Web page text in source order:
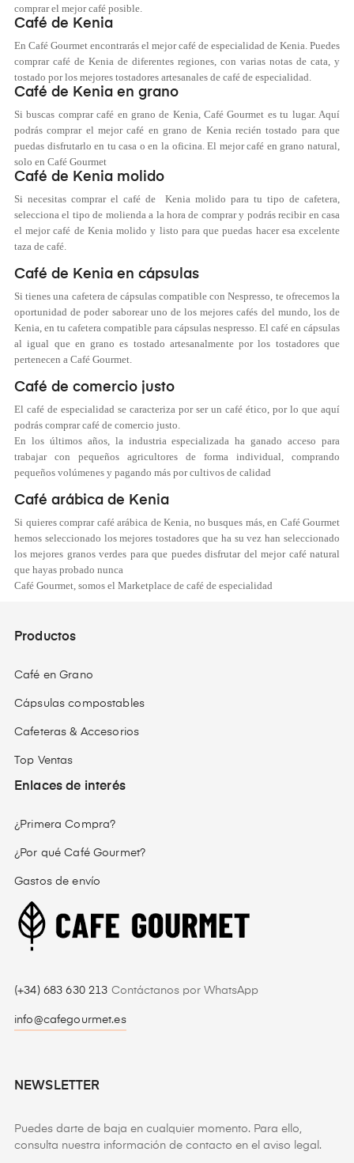
comprar el mejor café posible.
Café de Kenia
En Café Gourmet encontrarás el mejor café de especialidad de Kenia. Puedes
comprar café de Kenia de diferentes regiones, con varias notas de cata, y
tostado por los mejores tostadores artesanales de café de especialidad.
Café de Kenia en grano
Si buscas comprar café en grano de Kenia, Café Gourmet es tu lugar. Aquí
podrás comprar el mejor café en grano de Kenia recién tostado para que
puedas disfrutarlo en tu casa o en la oficina. El mejor café en grano natural,
solo en Café Gourmet
Café de Kenia molido
Si necesitas comprar el café de Kenia molido para tu tipo de cafetera,
selecciona el tipo de molienda a la hora de comprar y podrás recibir en casa
el mejor café de Kenia molido y listo para que puedas hacer esa excelente
taza de café.
Café de Kenia en cápsulas
Si tienes una cafetera de cápsulas compatible con Nespresso, te ofrecemos la
oportunidad de poder saborear uno de los mejores cafés del mundo, los de
Kenia, en tu cafetera compatible para cápsulas nespresso. El café en cápsulas
al igual que en grano es tostado artesanalmente por los tostadores que
pertenecen a Café Gourmet.
Café de comercio justo
El café de especialidad se caracteriza por ser un café ético, por lo que aquí
podrás comprar café de comercio justo.
En los últimos años, la industria especializada ha ganado acceso para
trabajar con pequeños agricultores de forma individual, comprando
pequeños volúmenes y pagando más por cultivos de calidad
Café arábica de Kenia
Si quieres comprar café arábica de Kenia, no busques más, en Café Gourmet
hemos seleccionado los mejores tostadores que ha su vez han seleccionado
los mejores granos verdes para que puedes disfrutar del mejor café natural
que hayas probado nunca
Café Gourmet, somos el Marketplace de café de especialidad
Productos
Café en Grano
Cápsulas compostables
Cafeteras & Accesorios
Top Ventas
Enlaces de interés
¿Primera Compra?
¿Por qué Café Gourmet?
Gastos de envío
(+34) 683 630 213 Contáctanos por WhatsApp
info@cafegourmet.es
NEWSLETTER
Puedes darte de baja en cualquier momento. Para ello,
consulta nuestra información de contacto en el aviso legal.